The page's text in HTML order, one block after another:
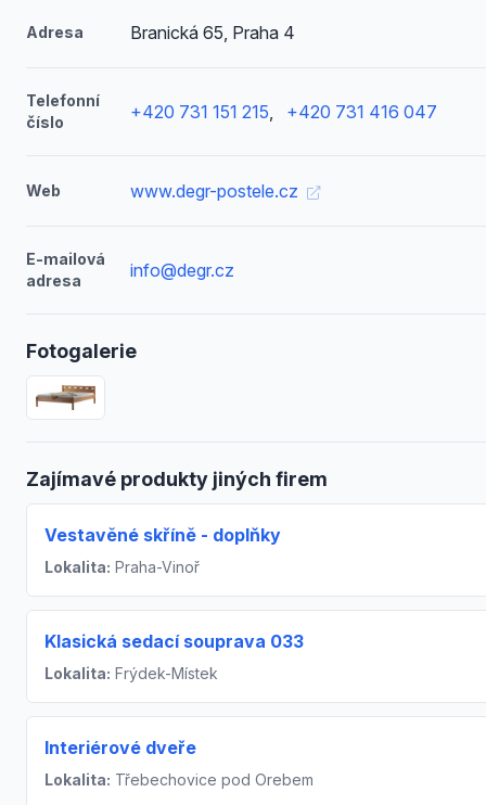
Adresa Branická 65, Praha 4
Telefonní
číslo
+420 731 151 215, +420 731 416 047
Web www.degr-postele.cz
E-mailová
adresa
info@degr.cz
Fotogalerie
Zajímavé produkty jiných firem
Vestavěné skříně - doplňky
Lokalita: Praha-Vinoř
Klasická sedací souprava 033
Lokalita: Frýdek-Místek
Interiérové dveře
Lokalita: Třebechovice pod Orebem